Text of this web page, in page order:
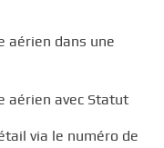
aérien dans une
aérien avec Statut
via le numéro de